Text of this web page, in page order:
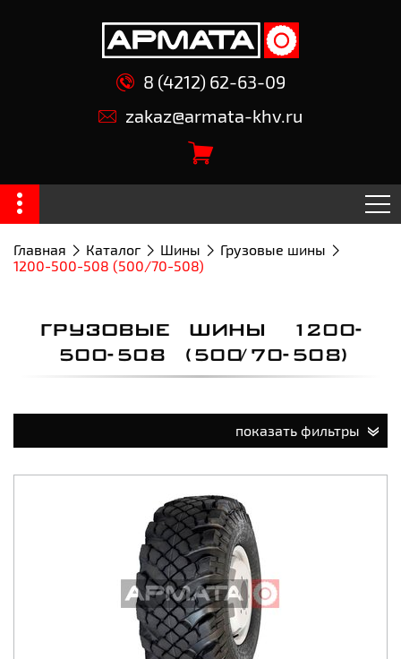
8 (4212) 62-63-09
zakaz@armata-khv.ru
Главная Каталог Шины
Грузовые шины
1200-500-508 (500/70-508)
ГРУЗОВЫЕ ШИНЫ 1200-
500-508 (500/70-508)
показать фильтры